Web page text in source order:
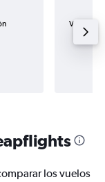
Vuelo de
los vuelos